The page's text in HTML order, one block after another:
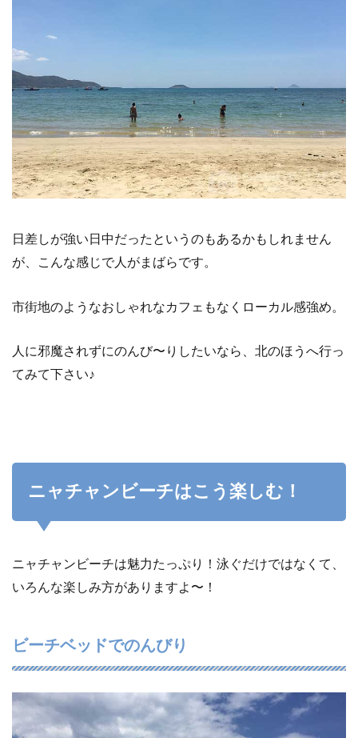
日差しが強い日中だったというのもあるかもしれません
が、こんな感じで人がまばらです。
市街地のようなおしゃれなカフェもなくローカル感強め。
人に邪魔されずにのんび〜りしたいなら、北のほうへ行っ
てみて下さい♪
ニャチャンビーチはこう楽しむ！
ニャチャンビーチは魅力たっぷり！泳ぐだけではなくて、
いろんな楽しみ方がありますよ〜！
ビーチベッドでのんびり